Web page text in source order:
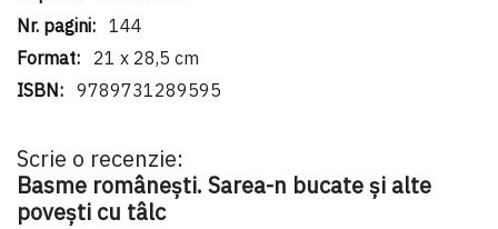
144
21 x 28,5 cm
9789731289595
Scrie o recenzie:
Basme românești. Sarea-n bucate și alte
povești cu tâlc